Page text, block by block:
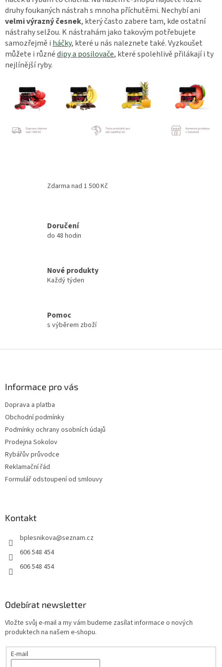
í
p
r
v
k
y
n
í
druhy foukaných nástrah s mnoha příchutěmi. Nechybí ani
velmi výrazný česnek, který často zabere tam, kde ostatní
nástrahy selžou. K nástrahám jako takovým potřebujete
samozřejmě i háčky, které u nás naleznete také. Vyzkoušet
můžete i různédipy a posilovače, které spolehlivě přilákají i ty
nejlínější ryby.
Zdarma nad 1 500 Kč
Doručení
do 48 hodin
Nové produkty
Každý týden
Pomoc
s výběrem zboží
Informace pro vás
Doprava a platba
Obchodní podmínky
Podmínky ochrany osobních údajů
Prodejna Sokolov
Rybářův průvodce
Reklamační řád
Formulář odstoupení od smlouvy
Kontakt
bplesnikova@seznam.cz
606 548 454
606 548 454
Odebírat newsletter
Vložte svůj e-mail a my vám budeme zasílat informace o nových
produktech na našem e-shopu.
E-mail